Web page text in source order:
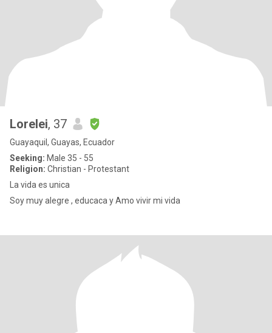
Lorelei, 37
Guayaquil, Guayas, Ecuador
Seeking: Male 35 - 55
Religion: Christian - Protestant
La vida es unica
Soy muy alegre , educaca y Amo vivir mi vida